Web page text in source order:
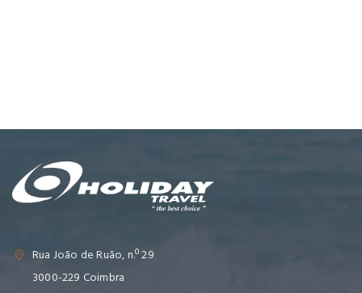
Rua João de Ruão, n.º 29
3000-229 Coimbra